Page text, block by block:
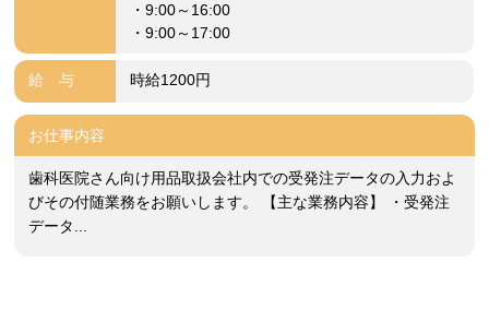
・9:00～16:00
・9:00～17:00
給 与 時給1200円
お仕事内容
歯科医院さん向け用品取扱会社内での受発注データの入力およ
びその付随業務をお願いします。 【主な業務内容】 ・受発注
データ...